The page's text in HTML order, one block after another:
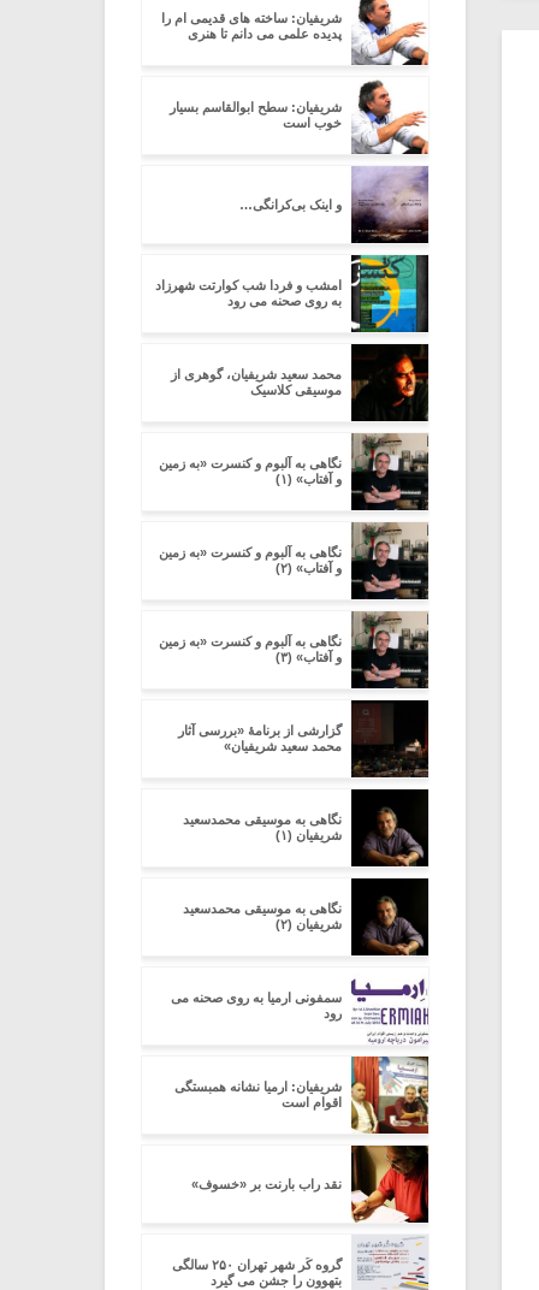
شریفیان: ساخته های قدیمی ام را
پدیده علمی می دانم تا هنری
شریفیان: سطح ابوالقاسم بسیار
خوب است
و اینک بی‌کرانگی…
امشب و فردا شب کوارتت شهرزاد
به روی صحنه می رود
محمد سعید شریفیان، گوهری از
موسیقی کلاسیک
نگاهی به آلبوم و کنسرت «به زمین
و آفتاب» (۱)
نگاهی به آلبوم و کنسرت «به زمین
و آفتاب» (۲)
نگاهی به آلبوم و کنسرت «به زمین
و آفتاب» (۳)
گزارشی از برنامۀ «بررسی آثار
محمد سعید شریفیان»
نگاهی به موسیقی محمدسعید
شریفیان (۱)
نگاهی به موسیقی محمدسعید
شریفیان (۲)
سمفونی ارمیا به روی صحنه می
رود
شریفیان: ارمیا نشانه همبستگی
اقوام است
نقد راب بارنت بر «خسوف»
گروه کُر شهر تهران ۲۵۰ سالگی
بتهوون را جشن می گیرد